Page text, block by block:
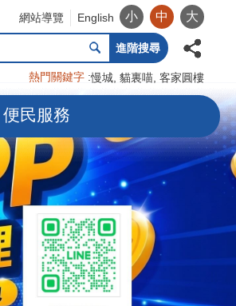
網站導覽 English 小 中 大
進階搜尋
熱門關鍵字 慢城 貓裏喵 客家圓樓
便民服務